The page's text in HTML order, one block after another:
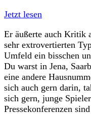
Jetzt lesen
Er äußerte auch Kritik
sehr extrovertierten
Umfeld ein bisschen
Du warst in Jena,
eine andere
sich auch gern darin,
sich gern, junge
Pressekonferenzen